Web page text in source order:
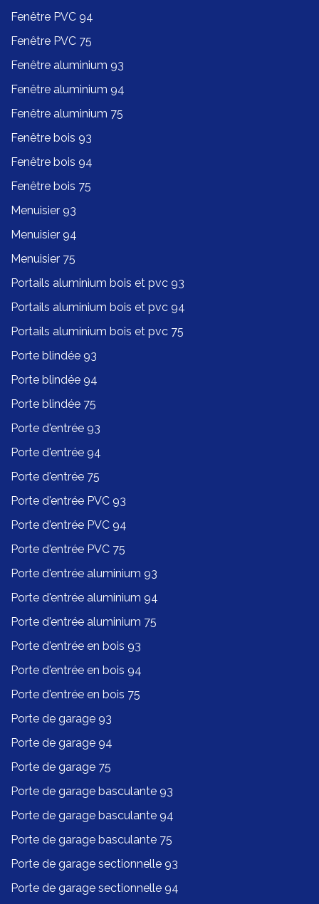
Fenêtre PVC 94
Fenêtre PVC 75
Fenêtre aluminium 93
Fenêtre aluminium 94
Fenêtre aluminium 75
Fenêtre bois 93
Fenêtre bois 94
Fenêtre bois 75
Menuisier 93
Menuisier 94
Menuisier 75
Portails aluminium bois et pvc 93
Portails aluminium bois et pvc 94
Portails aluminium bois et pvc 75
Porte blindée 93
Porte blindée 94
Porte blindée 75
Porte d'entrée 93
Porte d'entrée 94
Porte d'entrée 75
Porte d'entrée PVC 93
Porte d'entrée PVC 94
Porte d'entrée PVC 75
Porte d'entrée aluminium 93
Porte d'entrée aluminium 94
Porte d'entrée aluminium 75
Porte d'entrée en bois 93
Porte d'entrée en bois 94
Porte d'entrée en bois 75
Porte de garage 93
Porte de garage 94
Porte de garage 75
Porte de garage basculante 93
Porte de garage basculante 94
Porte de garage basculante 75
Porte de garage sectionnelle 93
Porte de garage sectionnelle 94